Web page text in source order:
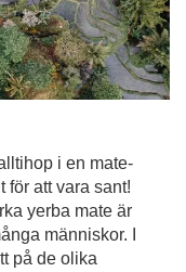
i en mate-
för att vara sant!
yerba mate är
människor. I
på de olika